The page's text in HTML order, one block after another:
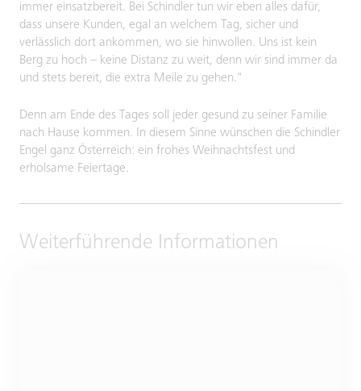
immer einsatzbereit. Bei Schindler tun wir eben alles dafür,
dass unsere Kunden, egal an welchem Tag, sicher und
verlässlich dort ankommen, wo sie hinwollen. Uns ist kein
Berg zu hoch – keine Distanz zu weit, denn wir sind immer da
und stets bereit, die extra Meile zu gehen."
Denn am Ende des Tages soll jeder gesund zu seiner Familie
nach Hause kommen. In diesem Sinne wünschen die Schindler
Engel ganz Österreich: ein frohes Weihnachtsfest und
erholsame Feiertage.
Weiterführende Informationen